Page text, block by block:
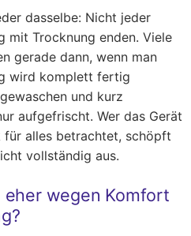
dasselbe: Nicht jeder
mit Trocknung enden. Viele
gerade dann, wenn man
wird komplett fertig
und kurz
aufgefrischt. Wer das Gerät
alles betrachtet, schöpft
vollständig aus.
eher wegen Komfort